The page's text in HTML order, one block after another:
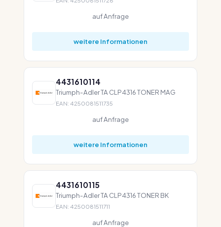
auf Anfrage
weitere Informationen
4431610114
Triumph-Adler TA CLP4316 TONER MAG
EAN: 4250081511735
auf Anfrage
weitere Informationen
4431610115
Triumph-Adler TA CLP4316 TONER BK
EAN: 4250081511711
auf Anfrage